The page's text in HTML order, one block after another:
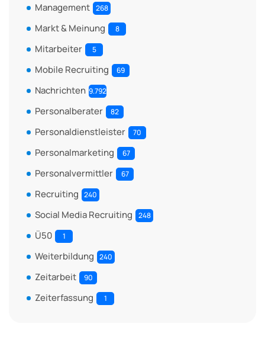
Management 268
Markt & Meinung 8
Mitarbeiter 5
Mobile Recruiting 69
Nachrichten 9.792
Personalberater 82
Personaldienstleister 70
Personalmarketing 67
Personalvermittler 67
Recruiting 240
Social Media Recruiting 248
Ü50 1
Weiterbildung 240
Zeitarbeit 90
Zeiterfassung 1